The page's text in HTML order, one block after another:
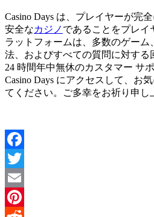
Casino Days は、プレイヤーが完
安全なカジノ であることをプレイ
ラットフォームは、多数のゲー
法、およびすべての質問に対する
24 時間年中無休のカスタマー サ
Casino Days にアクセスして、お
てください。ご多幸をお祈り申し
Facebook
Twitter
Email